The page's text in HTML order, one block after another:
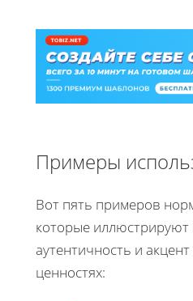
Примеры
Вот пять примеров
которые иллюстрируют
аутентичность и
ценностях: